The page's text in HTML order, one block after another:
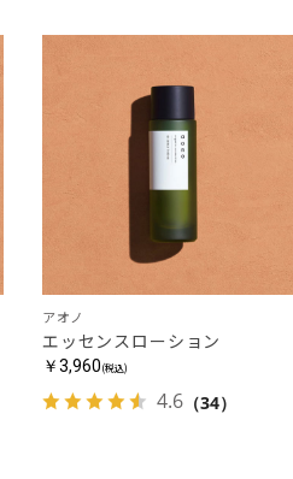
アオノ
エッセンスローション
￥3,960(税込)
4.6（34）